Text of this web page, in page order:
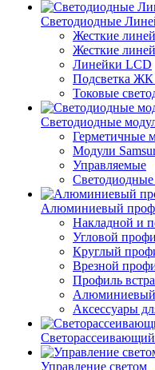
Светодиодные
Жесткие
Жесткие
Линейки LCD
Подсветка
Токовые
Светодиодные
Герметичные
Модули
Управляемые
Светодиодные
Алюминиевый
Накладной и
Угловой
Круглый
Врезной
Профиль
Алюминиевый
Аксессуары
Управление светом